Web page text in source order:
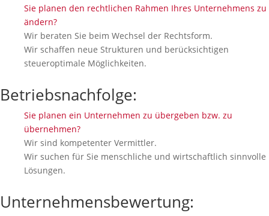
Sie planen den rechtlichen Rahmen Ihres Unternehmens zu
ändern?
Wir beraten Sie beim Wechsel der Rechtsform.
Wir schaffen neue Strukturen und berücksichtigen
steueroptimale Möglichkeiten.
Betriebsnachfolge:
Sie planen ein Unternehmen zu übergeben bzw. zu
übernehmen?
Wir sind kompetenter Vermittler.
Wir suchen für Sie menschliche und wirtschaftlich sinnvolle
Lösungen.
Unternehmensbewertung: